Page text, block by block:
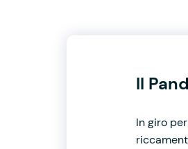
Il
In giro